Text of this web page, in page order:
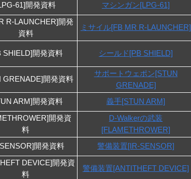
61]開発資料
マシンガン[LPG-61]
R-LAUNCHER]開発
資料
ミサイル[FB MR R-LAUNCHER]
SHIELD]開発資料 シールド[PB SHIELD]
GRENADE]開発資料
サポートウェポン[STUN
GRENADE]
ARM]開発資料
義手[STUN ARM]
開発資
料
D-Walkerの武装
[FLAMETHROWER]
開発資料
警備装置[IR-SENSOR]
DEVICE]開発資
料
警備装置[ANTITHEFT DEVICE]